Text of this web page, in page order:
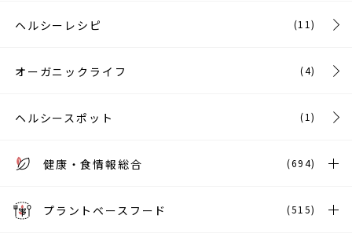
ヘルシーレシピ (11)
オーガニックライフ (4)
ヘルシースポット (1)
健康・食情報総合 (694)
プラントベースフード (515)